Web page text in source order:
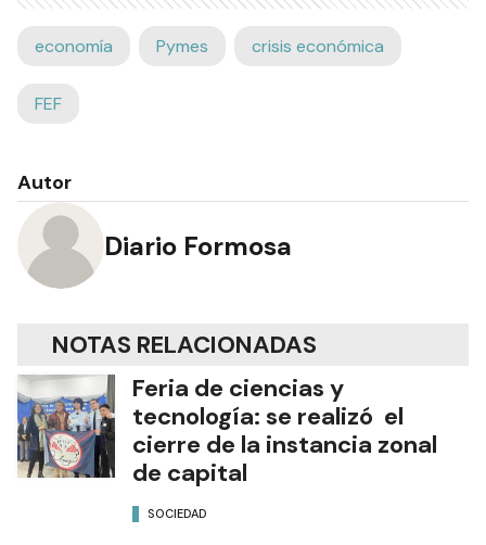
economía Pymes crisis económica
FEF
Autor
Diario Formosa
NOTAS RELACIONADAS
Feria de ciencias y
tecnología: se realizó el
cierre de la instancia zonal
de capital
SOCIEDAD